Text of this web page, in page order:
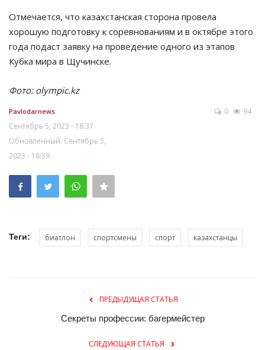
Отмечается, что казахстанская сторона провела
хорошую подготовку к соревнованиям и в октябре этого
года подаст заявку на проведение одного из этапов
Кубка мира в Щучинске.
Фото: olympic.kz
Pavlodarnews
Сентябрь 5, 2023 - 18:37
Обновленный: Сентябрь 5,
2023 - 18:39
0 94
Теги: биатлон спортсмены спорт казахстанцы
ПРЕДЫДУЩАЯ СТАТЬЯ
Секреты профессии: багермейстер
СЛЕДУЮЩАЯ СТАТЬЯ